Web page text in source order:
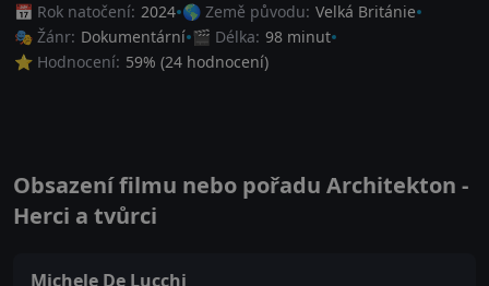
📅 Rok natočení: 2024 🌎 Země původu: Velká Británie
🎭 Žánr: Dokumentární 🎬 Délka: 98 minut
⭐ Hodnocení: 59% (24 hodnocení)
Obsazení filmu nebo pořadu Architekton -
Herci a tvůrci
Michele De Lucchi